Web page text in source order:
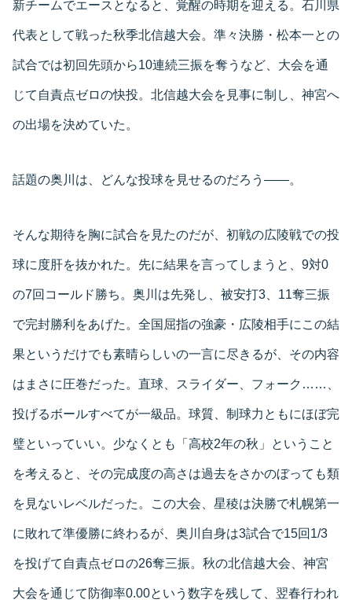
新チームでエースとなると、覚醒の時期を迎える。石川県
代表として戦った秋季北信越大会。準々決勝・松本一との
試合では初回先頭から10連続三振を奪うなど、大会を通
じて自責点ゼロの快投。北信越大会を見事に制し、神宮へ
の出場を決めていた。
話題の奥川は、どんな投球を見せるのだろう――。
そんな期待を胸に試合を見たのだが、初戦の広陵戦での投
球に度肝を抜かれた。先に結果を言ってしまうと、9対0
の7回コールド勝ち。奥川は先発し、被安打3、11奪三振
で完封勝利をあげた。全国屈指の強豪・広陵相手にこの結
果というだけでも素晴らしいの一言に尽きるが、その内容
はまさに圧巻だった。直球、スライダー、フォーク……、
投げるボールすべてが一級品。球質、制球力ともにほぼ完
璧といっていい。少なくとも「高校2年の秋」ということ
を考えると、その完成度の高さは過去をさかのぼっても類
を見ないレベルだった。この大会、星稜は決勝で札幌第一
に敗れて準優勝に終わるが、奥川自身は3試合で15回1/3
を投げて自責点ゼロの26奪三振。秋の北信越大会、神宮
大会を通じて防御率0.00という数字を残して、翌春行われ